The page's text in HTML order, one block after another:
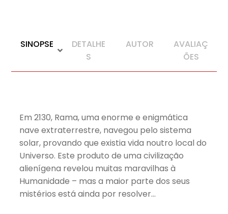
SINOPSE
DETALHE
S
AUTOR
AVALIAÇ
ÕES
Em 2130, Rama, uma enorme e enigmática
nave extraterrestre, navegou pelo sistema
solar, provando que existia vida noutro local do
Universo. Este produto de uma civilização
alienígena revelou muitas maravilhas à
Humanidade – mas a maior parte dos seus
mistérios está ainda por resolver…